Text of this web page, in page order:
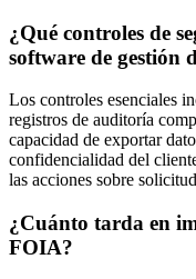
¿Qué controles de
software de gestión
Los controles esenciales
registros de auditoría
capacidad de exportar
confidencialidad del
las acciones sobre
¿Cuánto tarda en
FOIA?